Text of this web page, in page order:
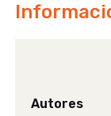
Autores